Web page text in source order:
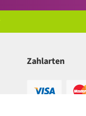
Zahlarten